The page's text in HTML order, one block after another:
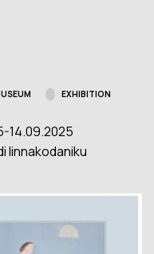
EXHIBITION
14.09.2025
linnakodaniku